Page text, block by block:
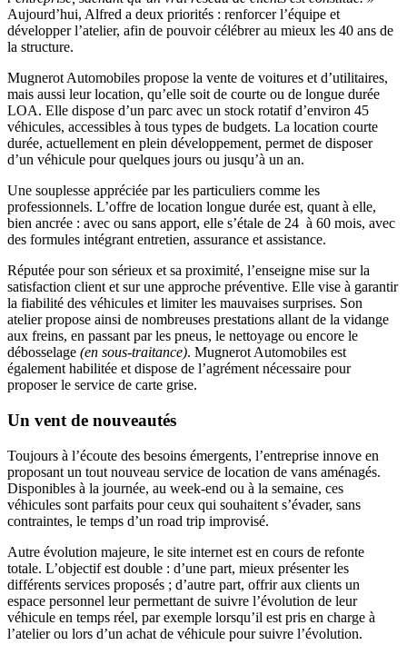
Aujourd’hui, Alfred a deux priorités : renforcer l’équipe et
développer l’atelier, afin de pouvoir célébrer au mieux les 40 ans de
la structure.
Mugnerot Automobiles propose la vente de voitures et d’utilitaires,
mais aussi leur location, qu’elle soit de courte ou de longue durée
LOA. Elle dispose d’un parc avec un stock rotatif d’environ 45
véhicules, accessibles à tous types de budgets. La location courte
durée, actuellement en plein développement, permet de disposer
d’un véhicule pour quelques jours ou jusqu’à un an.
Une souplesse appréciée par les particuliers comme les
professionnels. L’offre de location longue durée est, quant à elle,
bien ancrée : avec ou sans apport, elle s’étale de 24 à 60 mois, avec
des formules intégrant entretien, assurance et assistance.
Réputée pour son sérieux et sa proximité, l’enseigne mise sur la
satisfaction client et sur une approche préventive. Elle vise à garantir
la fiabilité des véhicules et limiter les mauvaises surprises. Son
atelier propose ainsi de nombreuses prestations allant de la vidange
aux freins, en passant par les pneus, le nettoyage ou encore le
débosselage (en sous-traitance). Mugnerot Automobiles est
également habilitée et dispose de l’agrément nécessaire pour
proposer le service de carte grise.
Un vent de nouveautés
Toujours à l’écoute des besoins émergents, l’entreprise innove en
proposant un tout nouveau service de location de vans aménagés.
Disponibles à la journée, au week-end ou à la semaine, ces
véhicules sont parfaits pour ceux qui souhaitent s’évader, sans
contraintes, le temps d’un road trip improvisé.
Autre évolution majeure, le site internet est en cours de refonte
totale. L’objectif est double : d’une part, mieux présenter les
différents services proposés ; d’autre part, offrir aux clients un
espace personnel leur permettant de suivre l’évolution de leur
véhicule en temps réel, par exemple lorsqu’il est pris en charge à
l’atelier ou lors d’un achat de véhicule pour suivre l’évolution.